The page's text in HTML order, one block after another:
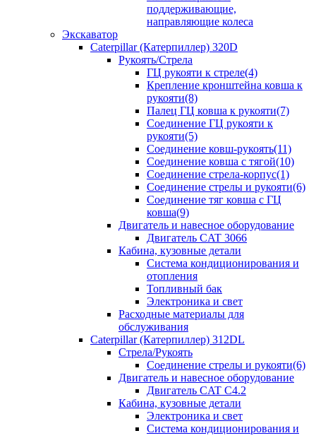
поддерживающие,
направляющие колеса
Экскаватор
Caterpillar (Катерпиллер) 320D
Рукоять/Стрела
ГЦ рукояти к стреле(4)
Крепление кронштейна ковша к
рукояти(8)
Палец ГЦ ковша к рукояти(7)
Соединение ГЦ рукояти к
рукояти(5)
Соединение ковш-рукоять(11)
Соединение ковша с тягой(10)
Соединение стрела-корпус(1)
Соединение стрелы и рукояти(6)
Соединение тяг ковша с ГЦ
ковша(9)
Двигатель и навесное оборудование
Двигатель CAT 3066
Кабина, кузовные детали
Система кондиционирования и
отопления
Топливный бак
Электроника и свет
Расходные материалы для
обслуживания
Caterpillar (Катерпиллер) 312DL
Стрела/Рукоять
Соединение стрелы и рукояти(6)
Двигатель и навесное оборудование
Двигатель CAT С4.2
Кабина, кузовные детали
Электроника и свет
Система кондиционирования и